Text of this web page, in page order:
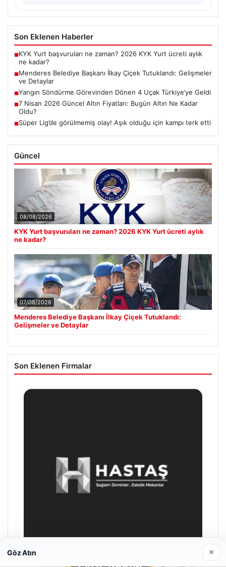
Son Eklenen Haberler
■KYK Yurt başvuruları ne zaman? 2026 KYK Yurt ücreti aylık
ne kadar?
■Menderes Belediye Başkanı İlkay Çiçek Tutuklandı: Gelişmeler
ve Detaylar
■Yangın Söndürme Görevinden Dönen 4 Uçak Türkiye’ye Geldi
■7 Nisan 2026 Güncel Altın Fiyatları: Bugün Altın Ne Kadar
Oldu?
■Süper Lig’de görülmemiş olay! Aşık olduğu için kampı terk etti
Güncel
08/08/2026
KYK Yurt başvuruları ne zaman? 2026 KYK Yurt ücreti aylık
ne kadar?
07/08/2026
Menderes Belediye Başkanı İlkay Çiçek Tutuklandı:
Gelişmeler ve Detaylar
Son Eklenen Firmalar
Göz Atın ×